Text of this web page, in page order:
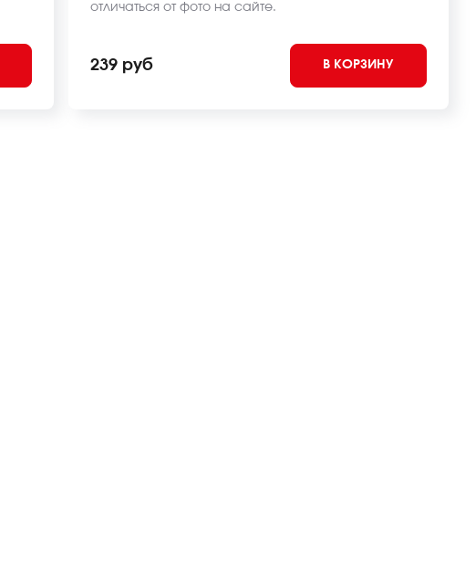
отличаться от фото на сайте.
239 руб В КОРЗИНУ